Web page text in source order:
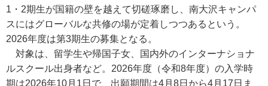
1・2期生が国籍の壁を越えて切磋琢磨し、南大沢キャンパ
スにはグローバルな共修の場が定着しつつあるという。
2026年度は第3期生の募集となる。
対象は、留学生や帰国子女、国内外のインターナショナ
ルスクール出身者など。2026年度（令和8年度）の入学時
期は2026年10月1日で、出願期間は4月8日から4月17日ま